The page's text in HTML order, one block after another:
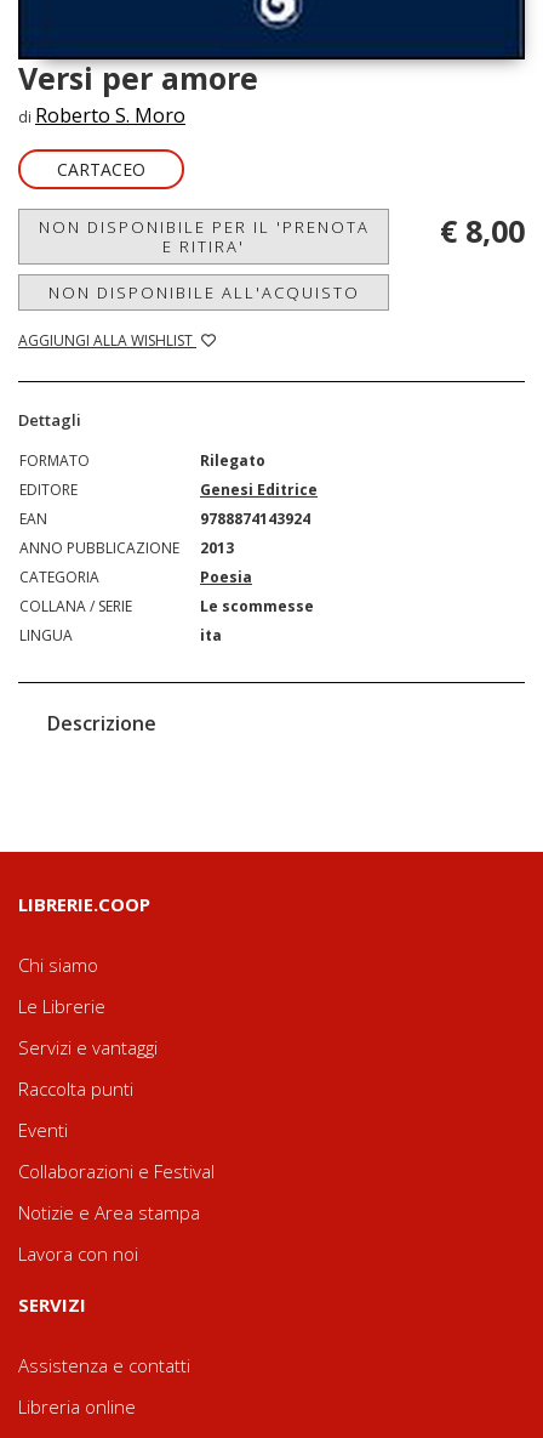
Versi per amore
di Roberto S. Moro
CARTACEO
NON DISPONIBILE PER IL 'PRENOTA
E RITIRA'
NON DISPONIBILE ALL'ACQUISTO
AGGIUNGI ALLA WISHLIST
€ 8,00
Dettagli
FORMATO
Rilegato
EDITORE
Genesi Editrice
EAN
9788874143924
ANNO PUBBLICAZIONE
2013
CATEGORIA
Poesia
COLLANA / SERIE
Le scommesse
LINGUA
ita
Descrizione
LIBRERIE.COOP
Chi siamo
Le Librerie
Servizi e vantaggi
Raccolta punti
Eventi
Collaborazioni e Festival
Notizie e Area stampa
Lavora con noi
SERVIZI
Assistenza e contatti
Libreria online